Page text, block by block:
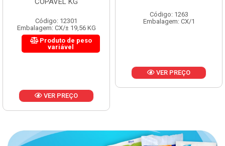
Código: 12301
Embalagem: CX/± 19,56 KG
Produto de peso
variável
VER PREÇO
Código: 1263
Embalagem: CX/1
VER PREÇO